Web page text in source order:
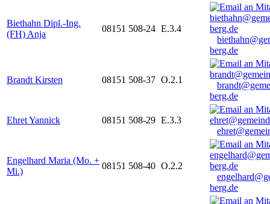
Biethahn Dipl.-Ing.
(FH) Anja
08151 508-24 E.3.4
berg.de
Brandt Kirsten 08151 508-37 O.2.1
berg.de
Ehret Yannick 08151 508-29 E.3.3
Engelhard Maria (Mo. +
Mi.)
08151 508-40 O.2.2
berg.de